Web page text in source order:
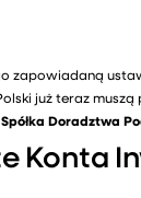
zapowiadaną
już teraz
Spółka Doradztwa
Konta